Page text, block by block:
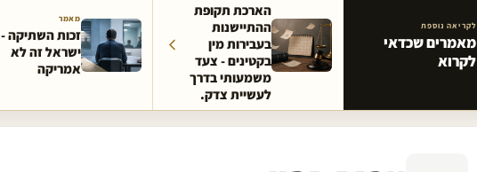
מאמרים קשורים באתר
לקריאה נוספת
מאמרים שכדאי
לקרוא
הארכת תקופת
ההתיישנות
בעבירות מין
בקטינים - צעד
משמעותי בדרך
לעשיית צדק.
מאמר
זכות השתיקה -
ישראל זה לא
אמריקה